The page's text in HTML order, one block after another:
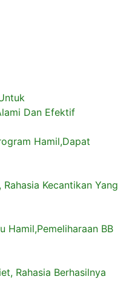
Dan Efektif
Hamil,Dapat
Kecantikan Yang
Hamil,Pemeliharaan BB
Rahasia Berhasilnya